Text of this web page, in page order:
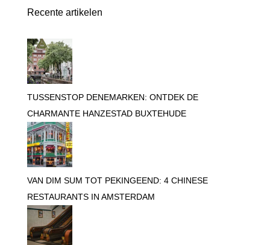
Recente artikelen
TUSSENSTOP DENEMARKEN: ONTDEK DE
CHARMANTE HANZESTAD BUXTEHUDE
VAN DIM SUM TOT PEKINGEEND: 4 CHINESE
RESTAURANTS IN AMSTERDAM